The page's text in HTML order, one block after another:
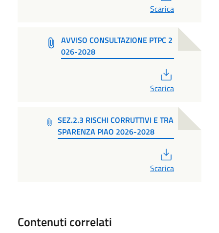
Scarica
AVVISO CONSULTAZIONE PTPC 2
026-2028
Scarica
SEZ.2.3 RISCHI CORRUTTIVI E TRA
SPARENZA PIAO 2026-2028
Scarica
Contenuti correlati